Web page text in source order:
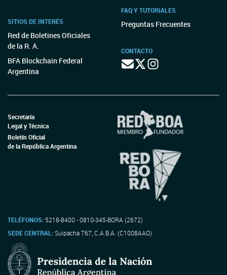
SITIOS DE INTERÉS
Red de Boletines Oficiales
de la R. A.
BFA Blockchain Federal
Argentina
FAQ Y TUTORIALES
Preguntas Frecuentes
CONTACTO
Secretaría
Legal y Técnica
Boletín Oficial
de la República Argentina
TELÉFONOS: 5218-8400 - 0810-345-BORA (2672)
SEDE CENTRAL:Suipacha 767, C.A.B.A. (C1008AAO)